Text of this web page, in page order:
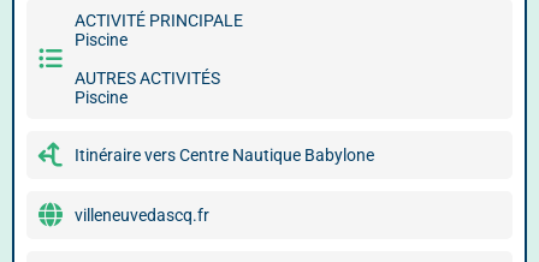
ACTIVITÉ PRINCIPALE
Piscine
AUTRES ACTIVITÉS
Piscine
Itinéraire vers Centre Nautique Babylone
villeneuvedascq.fr